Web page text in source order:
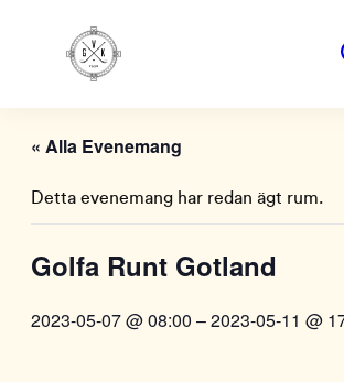
« Alla Evenemang
Detta evenemang har redan ägt rum.
Golfa Runt Gotland
2023-05-07 @ 08:00 –2023-05-11 @